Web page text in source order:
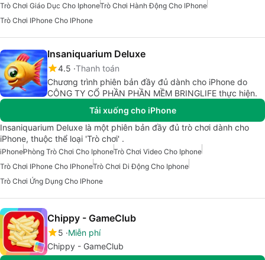
Trò Chơi Giáo Dục Cho IphoneTrò Chơi Hành Động Cho IPhone
Trò Chơi IPhone Cho IPhone
Insaniquarium Deluxe
4.5 Thanh toán
Chương trình phiên bản đầy đủ dành cho iPhone do
CÔNG TY CỔ PHẦN PHẦN MỀM BRINGLIFE thực hiện.
Tải xuống cho iPhone
Insaniquarium Deluxe là một phiên bản đầy đủ trò chơi dành cho
iPhone, thuộc thể loại 'Trò chơi' .
iPhonePhòng Trò Chơi Cho IphoneTrò Chơi Video Cho Iphone
Trò Chơi IPhone Cho IPhoneTrò Chơi Di Động Cho Iphone
Trò Chơi Ứng Dụng Cho IPhone
Chippy - GameClub
5 Miễn phí
Chippy - GameClub